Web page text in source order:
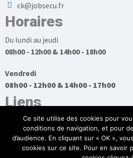
ck@jobsecu.fr
Horaires
Du lundi au jeudi
08h00 - 12h00 & 14h00 - 18h00
Vendredi
08h00 - 12h00 & 14h00 - 17h00
Liens
Ce site utilise des cookies pour
conditions de navigation, et pour
d’audience. En cliquant sur « OK »,
cookies sur ce site. Pour en savoir